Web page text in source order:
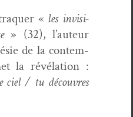
« les invis­i­
» (32), l’auteur
de la con­tem­
la révéla­tion :
ciel / tu décou­vres